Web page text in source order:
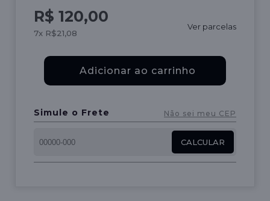
Ver parcelas
R$ 120,00
7x R$21,08
Adicionar ao carrinho
Simule o Frete Não sei meu CEP
CALCULAR